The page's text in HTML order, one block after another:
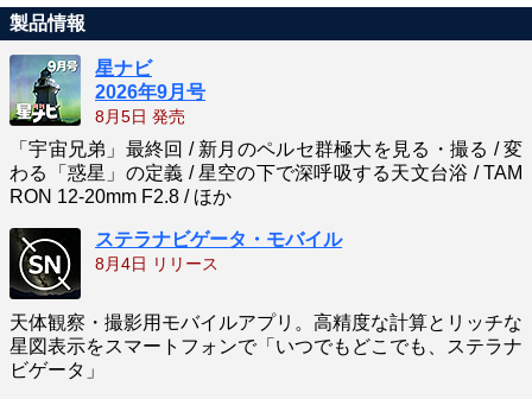
製品情報
星ナビ
2026年9月号
8月5日 発売
「宇宙兄弟」最終回 / 新月のペルセ群極大を見る・撮る / 変
わる「惑星」の定義 / 星空の下で深呼吸する天文台浴 / TAM
RON 12-20mm F2.8 / ほか
ステラナビゲータ・モバイル
8月4日 リリース
天体観察・撮影用モバイルアプリ。高精度な計算とリッチな
星図表示をスマートフォンで「いつでもどこでも、ステラナ
ビゲータ」